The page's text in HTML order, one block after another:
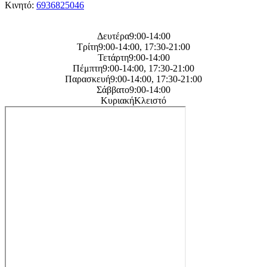
Κινητό: 6936825046
Δευτέρα9:00-14:00
Τρίτη9:00-14:00, 17:30-21:00
Τετάρτη9:00-14:00
Πέμπτη9:00-14:00, 17:30-21:00
Παρασκευή9:00-14:00, 17:30-21:00
Σάββατο9:00-14:00
ΚυριακήΚλειστό